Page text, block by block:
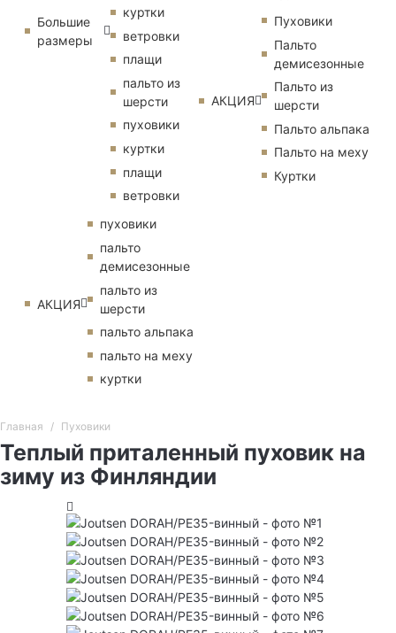
Большие
размеры
куртки
ветровки
плащи
пальто из
шерсти
пуховики
куртки
плащи
ветровки
АКЦИЯ
пуховики
пальто
демисезонные
пальто из
шерсти
пальто альпака
пальто на меху
куртки
АКЦИЯ
Пуховики
Пальто
демисезонные
Пальто из
шерсти
Пальто альпака
Пальто на меху
Куртки
Главная Пуховики
Теплый приталенный пуховик на
зиму из Финляндии